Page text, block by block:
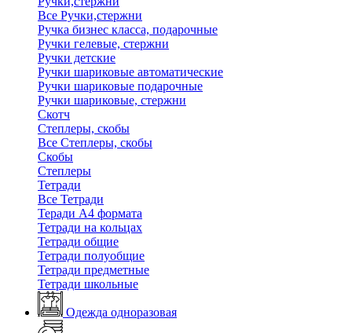
Все Ручки,стержни
Ручка бизнес класса, подарочные
Ручки гелевые, стержни
Ручки детские
Ручки шариковые автоматические
Ручки шариковые подарочные
Ручки шариковые, стержни
Скотч
Степлеры, скобы
Все Степлеры, скобы
Скобы
Степлеры
Тетради
Все Тетради
Теради А4 формата
Тетради на кольцах
Тетради общие
Тетради полуобщие
Тетради предметные
Тетради школьные
Одежда одноразовая